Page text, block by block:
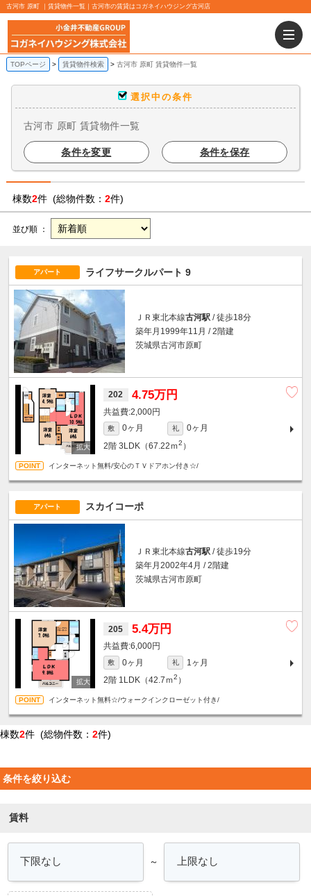
古河市 原町 ｜賃貸物件一覧｜古河市の賃貸はコガネイハウジング古河店
TOPページ 賃貸物件検索 古河市 原町 賃貸物件一覧
選択中の条件
古河市 原町 賃貸物件一覧
条件を変更 条件を保存
棟数2件 (総物件数： 2件)
並び順 ：
アパート ライフサークルパート 9
ＪＲ東北本線古河駅 / 徒歩18分
築年月1999年11月 / 2階建
茨城県古河市原町
202 4.75万円
2,000円
敷 0ヶ月 礼
0ヶ月
2階 3LDK（67.22ｍ2 ）
インターネット無料/安心のＴＶドアホン付き☆/
アパート スカイコーポ
ＪＲ東北本線古河駅 / 徒歩19分
築年月2002年4月 / 2階建
茨城県古河市原町
205 5.4万円
6,000円
敷 0ヶ月 礼
1ヶ月
2階 1LDK（42.7ｍ2 ）
インターネット無料☆/ウォークインクローゼット付き/
棟数2件 (総物件数： 2件)
条件を絞り込む
賃料
～